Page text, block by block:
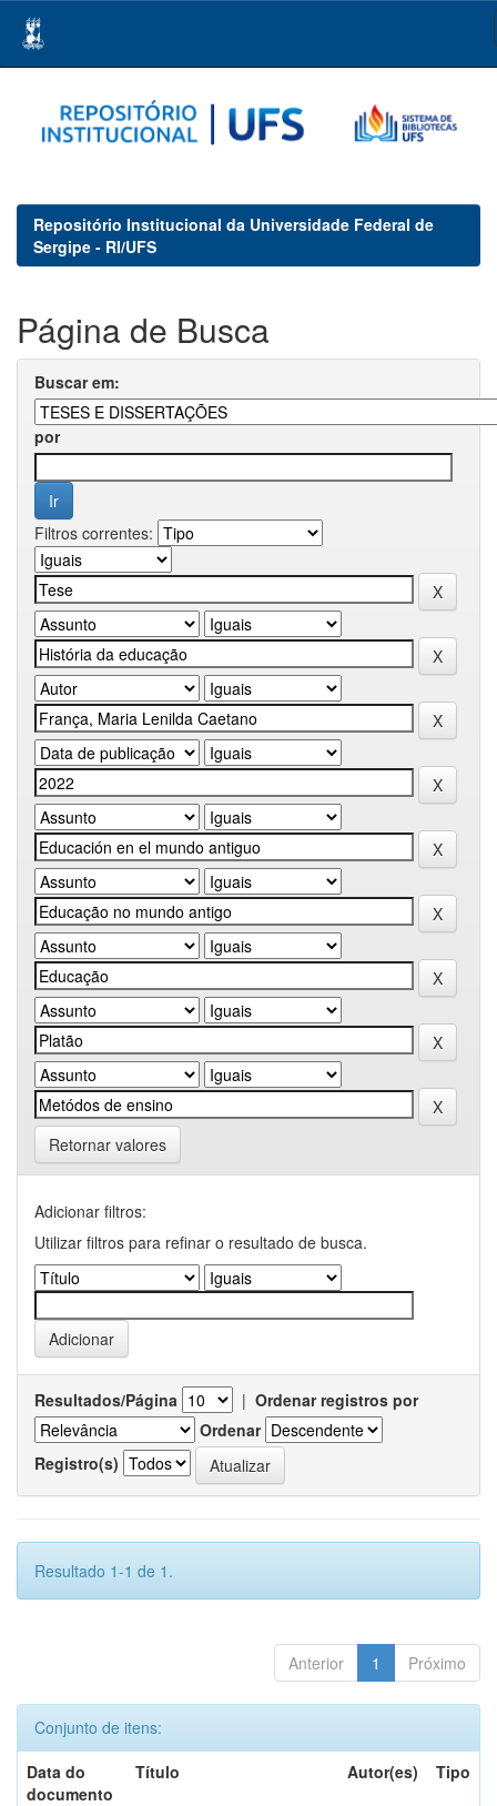
navigation
Repositório Institucional da Universidade Federal de
Sergipe - RI/UFS
Página de Busca
Buscar em:
por
Filtros correntes:
Retornar valores
Adicionar filtros:
Utilizar filtros para refinar o resultado de busca.
Resultados/Página | Ordenar registros por
Ordenar
Registro(s)
Resultado 1-1 de 1.
Anterior 1 Próximo
Conjunto de itens:
Data do
documento
Título Autor(es) Tipo